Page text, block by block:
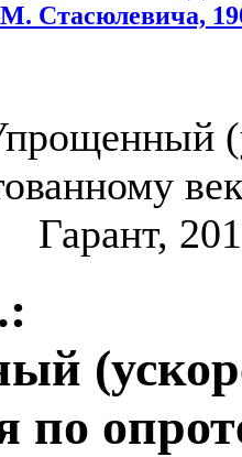
Стасюлевича,
Гарант,
:
по